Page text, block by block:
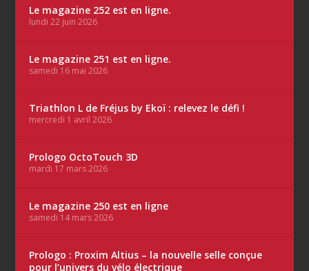
Le magazine 252 est en ligne.
lundi 22 juin 2026
Le magazine 251 est en ligne.
samedi 16 mai 2026
Triathlon L de Fréjus by Ekoï : relevez le défi !
mercredi 1 avril 2026
Prologo OctoTouch 3D
mardi 17 mars 2026
Le magazine 250 est en ligne
samedi 14 mars 2026
Prologo : Proxim Altius – la nouvelle selle conçue
pour l’univers du vélo électrique